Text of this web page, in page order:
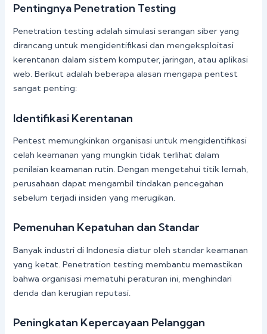
Pentingnya Penetration Testing
Penetration testing adalah simulasi serangan siber yang
dirancang untuk mengidentifikasi dan mengeksploitasi
kerentanan dalam sistem komputer, jaringan, atau aplikasi
web. Berikut adalah beberapa alasan mengapa pentest
sangat penting:
Identifikasi Kerentanan
Pentest memungkinkan organisasi untuk mengidentifikasi
celah keamanan yang mungkin tidak terlihat dalam
penilaian keamanan rutin. Dengan mengetahui titik lemah,
perusahaan dapat mengambil tindakan pencegahan
sebelum terjadi insiden yang merugikan.
Pemenuhan Kepatuhan dan Standar
Banyak industri di Indonesia diatur oleh standar keamanan
yang ketat. Penetration testing membantu memastikan
bahwa organisasi mematuhi peraturan ini, menghindari
denda dan kerugian reputasi.
Peningkatan Kepercayaan Pelanggan